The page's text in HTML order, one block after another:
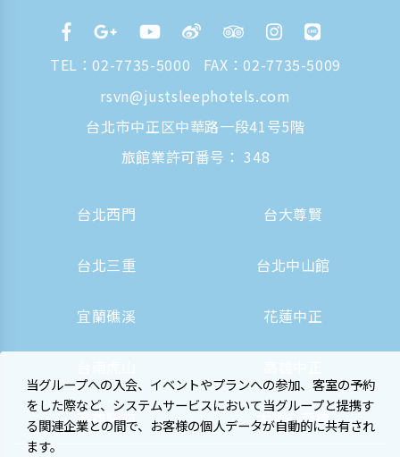
TEL： 02-7735-5000
FAX：02-7735-5009
rsvn@justsleephotels.com
台北市中正区中華路一段41号5階
旅館業許可番号： 348
台北西門 台大尊賢
台北三重 台北中山館
宜蘭礁溪 花蓮中正
高雄駅前 大阪心斎橋
当グループへの入会、イベントやプランへの参加、客室の予約
をした際など、システムサービスにおいて当グループと提携す
る関連企業との間で、お客様の個人データが自動的に共有され
ます。